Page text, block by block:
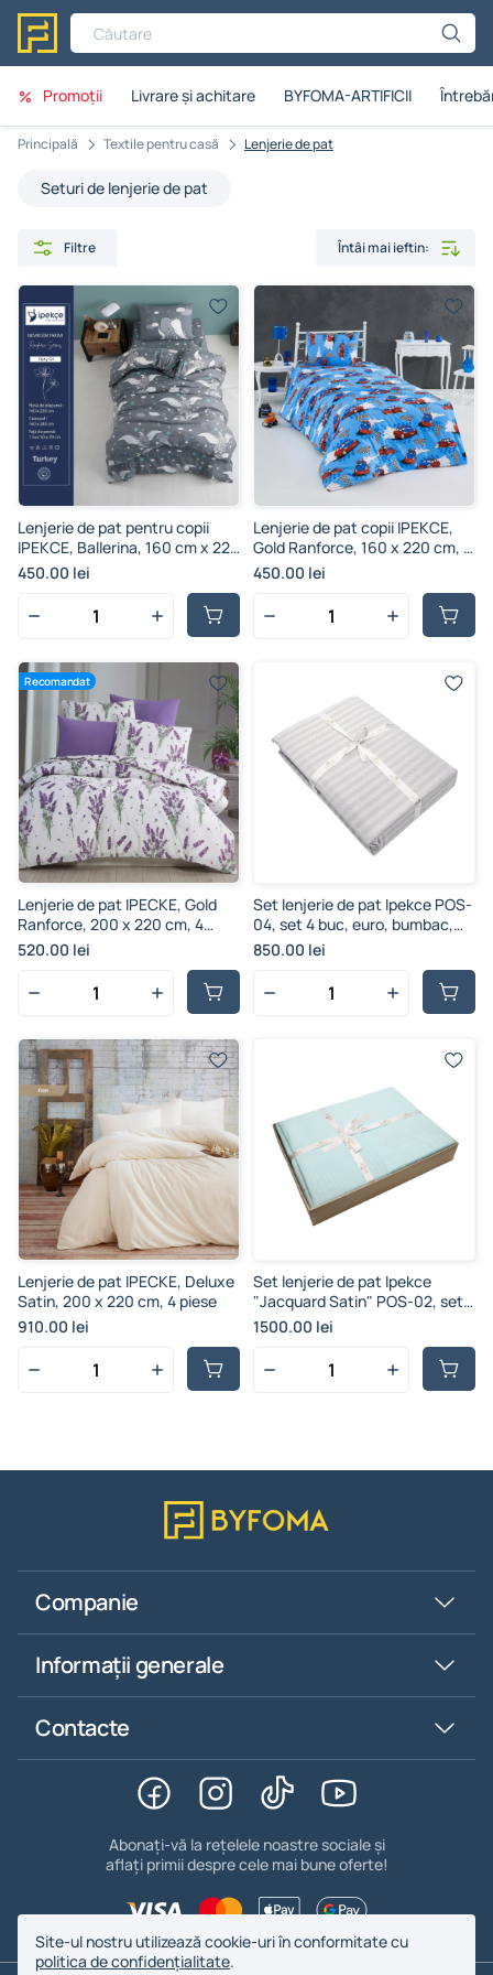
Căutare
Promoții Livrare și achitare BYFOMA-ARTIFICII
Principală Textile pentru casă Lenjerie de pat
Seturi de lenjerie de pat
Filtre Întâi mai ieftin:
Lenjerie de pat pentru copii
IPEKCE, Ballerina, 160 cm x 220
cm, 3 piese
450.00 lei
Lenjerie de pat copii IPEKCE,
Gold Ranforce, 160 x 220 cm, 3
piese
450.00 lei
Recomandat
Lenjerie de pat IPECKE, Gold
Ranforce, 200 x 220 cm, 4
piese
520.00 lei
Set lenjerie de pat Ipekce POS-
04, set 4 buc, euro, bumbac,
multicolor
850.00 lei
Lenjerie de pat IPECKE, Deluxe
Satin, 200 x 220 cm, 4 piese
910.00 lei
Set lenjerie de pat Ipekce
"Jacquard Satin" POS-02, set 4
buc, euro, satin, multicolor
1500.00 lei
Companie
Informații generale
Contacte
Abonați-vă la rețelele noastre sociale și
aflați primii despre cele mai bune oferte!
Site-ul nostru utilizează cookie-uri în conformitate cu
politica de confidențialitate.